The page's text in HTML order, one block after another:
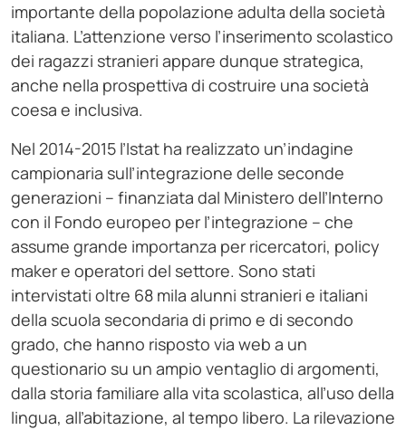
importante della popolazione adulta della società
italiana. L’attenzione verso l’inserimento scolastico
dei ragazzi stranieri appare dunque strategica,
anche nella prospettiva di costruire una società
coesa e inclusiva.
Nel 2014-2015 l’Istat ha realizzato un’indagine
campionaria sull’integrazione delle seconde
generazioni – finanziata dal Ministero dell’Interno
con il Fondo europeo per l’integrazione – che
assume grande importanza per ricercatori, policy
maker e operatori del settore. Sono stati
intervistati oltre 68 mila alunni stranieri e italiani
della scuola secondaria di primo e di secondo
grado, che hanno risposto via web a un
questionario su un ampio ventaglio di argomenti,
dalla storia familiare alla vita scolastica, all’uso della
lingua, all’abitazione, al tempo libero. La rilevazione